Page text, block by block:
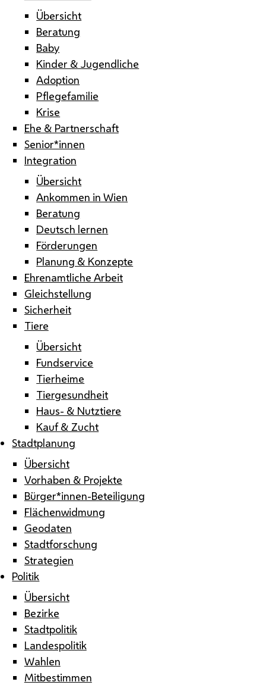
Übersicht
Beratung
Baby
Kinder & Jugendliche
Adoption
Pflegefamilie
Krise
Ehe & Partnerschaft
Senior*innen
Integration
Übersicht
Ankommen in Wien
Beratung
Deutsch lernen
Förderungen
Planung & Konzepte
Ehrenamtliche Arbeit
Gleichstellung
Sicherheit
Tiere
Übersicht
Fundservice
Tierheime
Tiergesundheit
Haus- & Nutztiere
Kauf & Zucht
Stadtplanung
Übersicht
Vorhaben & Projekte
Bürger*innen-Beteiligung
Flächenwidmung
Geodaten
Stadtforschung
Strategien
Politik
Übersicht
Bezirke
Stadtpolitik
Landespolitik
Wahlen
Mitbestimmen